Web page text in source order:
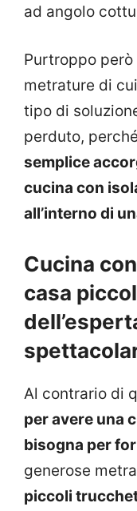
ad angolo
Purtroppo
metrature di
tipo di
perduto, perché
semplice
cucina con
all’interno di
Cucina
casa
Al contrario di
per avere una
bisogna per
generose
piccoli